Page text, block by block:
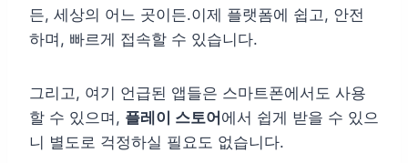
든, 세상의 어느 곳이든.이제 플랫폼에 쉽고, 안전
하며, 빠르게 접속할 수 있습니다.
그리고, 여기 언급된 앱들은 스마트폰에서도 사용
할 수 있으며, 플레이 스토어에서 쉽게 받을 수 있으
니 별도로 걱정하실 필요도 없습니다.